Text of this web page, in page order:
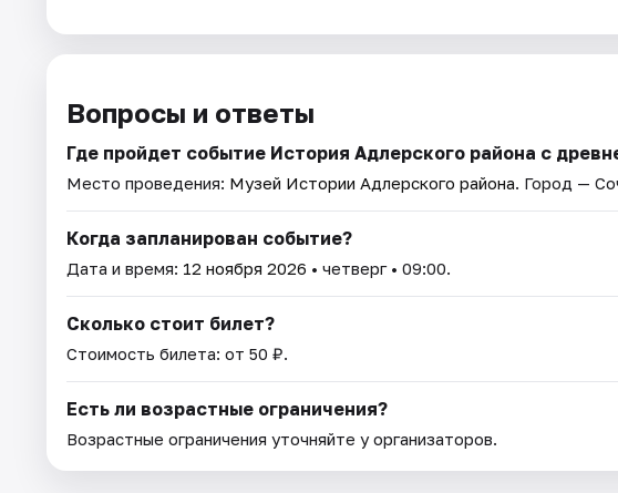
Вопросы и ответы
Где пройдет событие История Адлерского района с
Место проведения: Музей Истории Адлерского района. Город —
Когда запланирован событие?
Дата и время: 12 ноября 2026 • четверг • 09:00.
Сколько стоит билет?
Стоимость билета: от 50 ₽.
Есть ли возрастные ограничения?
Возрастные ограничения уточняйте у организаторов.